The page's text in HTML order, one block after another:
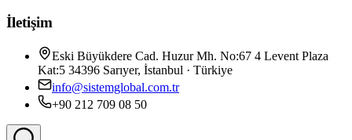
İletişim
Eski Büyükdere Cad. Huzur Mh. No:67 4 Levent Plaza
Kat:5 34396 Sarıyer, İstanbul · Türkiye
info@sistemglobal.com.tr
+90 212 709 08 50